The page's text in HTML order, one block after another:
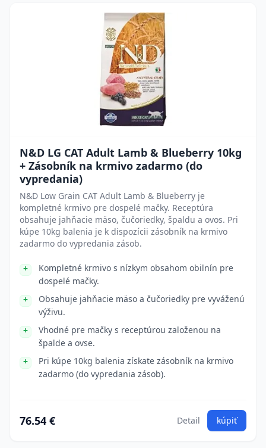
N&D LG CAT Adult Lamb & Blueberry 10kg
+ Zásobník na krmivo zadarmo (do
vypredania)
N&D Low Grain CAT Adult Lamb & Blueberry je
kompletné krmivo pre dospelé mačky. Receptúra
obsahuje jahňacie mäso, čučoriedky, špaldu a ovos. Pri
kúpe 10kg balenia je k dispozícii zásobník na krmivo
zadarmo do vypredania zásob.
Kompletné krmivo s nízkym obsahom obilnín pre
dospelé mačky.
Obsahuje jahňacie mäso a čučoriedky pre vyváženú
výživu.
Vhodné pre mačky s receptúrou založenou na
špalde a ovse.
Pri kúpe 10kg balenia získate zásobník na krmivo
zadarmo (do vypredania zásob).
76.54 € Detail kúpiť